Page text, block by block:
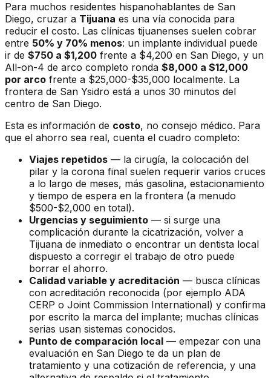
Para muchos residentes hispanohablantes de San
Diego, cruzar a Tijuana es una vía conocida para
reducir el costo. Las clínicas tijuanenses suelen cobrar
entre 50% y 70% menos: un implante individual puede
ir de $750 a $1,200 frente a $4,200 en San Diego, y un
All-on-4 de arco completo ronda $8,000 a $12,000
por arco frente a $25,000-$35,000 localmente. La
frontera de San Ysidro está a unos 30 minutos del
centro de San Diego.
Esta es información de costo, no consejo médico. Para
que el ahorro sea real, cuenta el cuadro completo:
Viajes repetidos — la cirugía, la colocación del
pilar y la corona final suelen requerir varios cruces
a lo largo de meses, más gasolina, estacionamiento
y tiempo de espera en la frontera (a menudo
$500-$2,000 en total).
Urgencias y seguimiento — si surge una
complicación durante la cicatrización, volver a
Tijuana de inmediato o encontrar un dentista local
dispuesto a corregir el trabajo de otro puede
borrar el ahorro.
Calidad variable y acreditación — busca clínicas
con acreditación reconocida (por ejemplo ADA
CERP o Joint Commission International) y confirma
por escrito la marca del implante; muchas clínicas
serias usan sistemas conocidos.
Punto de comparación local — empezar con una
evaluación en San Diego te da un plan de
tratamiento y una cotización de referencia, y una